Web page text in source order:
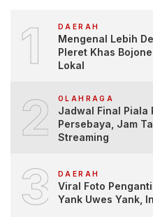
1 DAERAH
Mengenal Lebih
Pleret Khas
Lokal
2 OLAHRAGA
Jadwal Final Piala
Persebaya, Jam
Streaming
3 DAERAH
Viral Foto
Yank Uwes Yank,